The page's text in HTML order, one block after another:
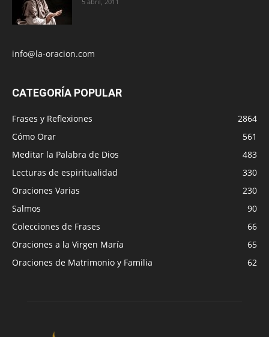
info@la-oracion.com
CATEGORÍA POPULAR
Frases y Reflexiones
2864
Cómo Orar
561
Meditar la Palabra de Dios
483
Lecturas de espiritualidad
330
Oraciones Varias
230
Salmos
90
Colecciones de Frases
66
Oraciones a la Virgen María
65
Oraciones de Matrimonio y Familia
62